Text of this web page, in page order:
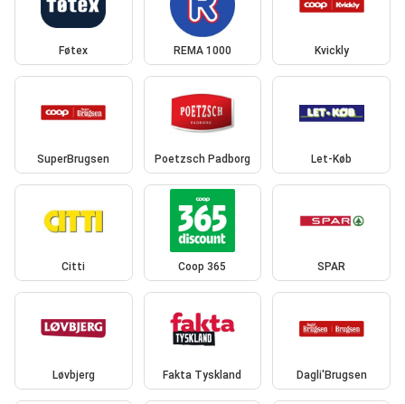
Føtex REMA 1000 Kvickly
SuperBrugsen Poetzsch Padborg Let-Køb
Citti Coop 365 SPAR
Løvbjerg Fakta Tyskland Dagli'Brugsen